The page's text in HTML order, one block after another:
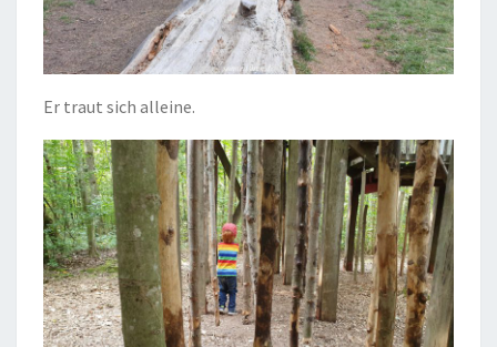
Er traut sich alleine.